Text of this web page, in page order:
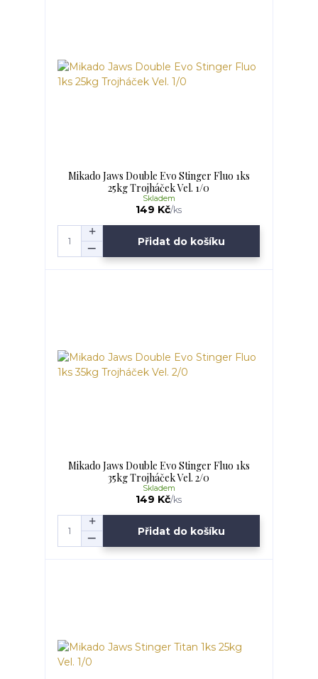
Mikado Jaws Double Evo Stinger Fluo 1ks
25kg Trojháček Vel. 1/0
149 Kč/ks
Skladem
Přidat do košíku
Mikado Jaws Double Evo Stinger Fluo 1ks
35kg Trojháček Vel. 2/0
149 Kč/ks
Skladem
Přidat do košíku